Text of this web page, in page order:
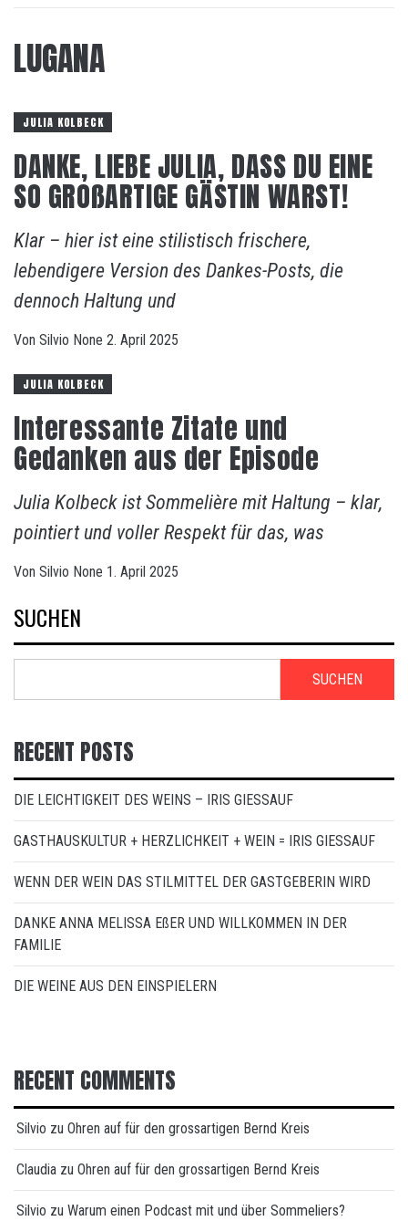
LUGANA
JULIA KOLBECK
DANKE, LIEBE JULIA, DASS DU EINE
SO GROßARTIGE GÄSTIN WARST!
Klar – hier ist eine stilistisch frischere,
lebendigere Version des Dankes-Posts, die
dennoch Haltung und
Von Silvio None 2. April 2025
JULIA KOLBECK
Interessante Zitate und
Gedanken aus der Episode
Julia Kolbeck ist Sommelière mit Haltung – klar,
pointiert und voller Respekt für das, was
Von Silvio None 1. April 2025
SUCHEN
SUCHEN
RECENT POSTS
DIE LEICHTIGKEIT DES WEINS – IRIS GIESSAUF
GASTHAUSKULTUR + HERZLICHKEIT + WEIN = IRIS GIESSAUF
WENN DER WEIN DAS STILMITTEL DER GASTGEBERIN WIRD
DANKE ANNA MELISSA EßER UND WILLKOMMEN IN DER
FAMILIE
DIE WEINE AUS DEN EINSPIELERN
RECENT COMMENTS
Silvio zu Ohren auf für den grossartigen Bernd Kreis
Claudia zu Ohren auf für den grossartigen Bernd Kreis
Silvio zu Warum einen Podcast mit und über Sommeliers?